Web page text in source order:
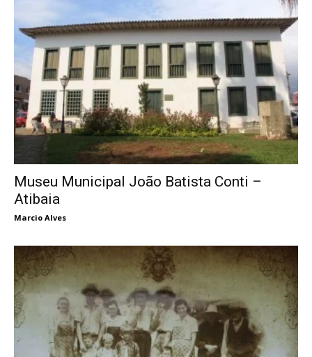
Museu Municipal João Batista Conti –
Atibaia
Marcio Alves